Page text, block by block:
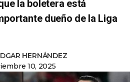
la boletera está
dueño de la Liga
HERNÁNDEZ
10, 2025